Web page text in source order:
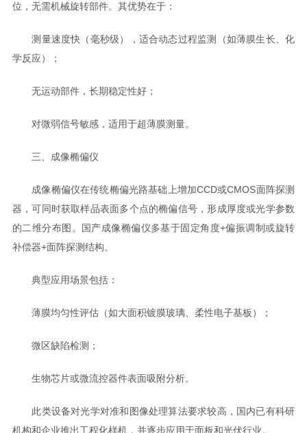
位，无需机械旋转部件。其优势在于：
测量速度快（毫秒级），适合动态过程监测（如薄膜生长、化
学反应）；
无运动部件，长期稳定性好；
对微弱信号敏感，适用于超薄膜测量。
三、成像椭偏仪
成像椭偏仪在传统椭偏光路基础上增加CCD或CMOS面阵探测
器，可同时获取样品表面多个点的椭偏信号，形成厚度或光学参数
的二维分布图。国产成像椭偏仪多基于固定角度+偏振调制或旋转
补偿器+面阵探测结构。
典型应用场景包括：
薄膜均匀性评估（如大面积镀膜玻璃、柔性电子基板）；
微区缺陷检测；
生物芯片或微流控器件表面吸附分析。
此类设备对光学对准和图像处理算法要求较高，国内已有科研
机构和企业推出工程化样机，并逐步应用于面板和光伏行业。